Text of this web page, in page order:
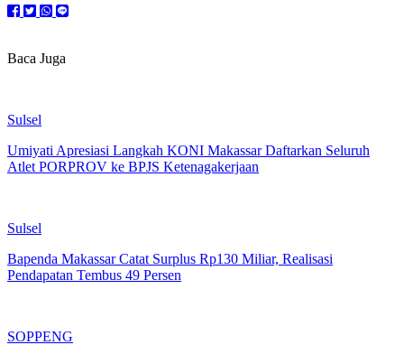
Baca Juga
Sulsel
Umiyati Apresiasi Langkah KONI Makassar Daftarkan Seluruh
Atlet PORPROV ke BPJS Ketenagakerjaan
Sulsel
Bapenda Makassar Catat Surplus Rp130 Miliar, Realisasi
Pendapatan Tembus 49 Persen
SOPPENG